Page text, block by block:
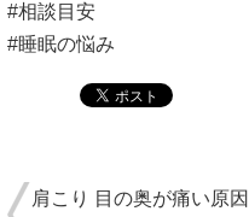
#相談目安
#睡眠の悩み
肩こり 目の奥が痛い原